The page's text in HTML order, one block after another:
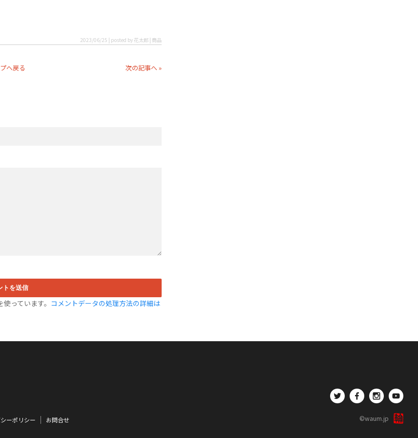
2023/06/25 | posted by 花太郎 | 商品
へ戻る 次の記事へ »
っています。 コメントデータの処理方法の詳細は
ーポリシー お問合せ ©waum.jp